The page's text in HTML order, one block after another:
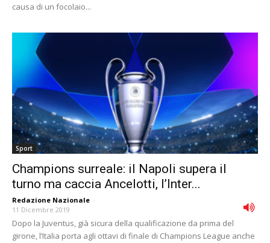
causa di un focolaio...
Sport
Champions surreale: il Napoli supera il
turno ma caccia Ancelotti, l’Inter...
Redazione Nazionale -
11 Dicembre 2019
Dopo la Juventus, già sicura della qualificazione da prima del
girone, l’Italia porta agli ottavi di finale di Champions League anche